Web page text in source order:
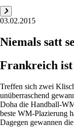
03.02.2015
Niemals satt
Frankreich
Treffen sich zwei
unüberraschend
Doha die Handball-
beste WM-Plazierung
Dagegen gewannen